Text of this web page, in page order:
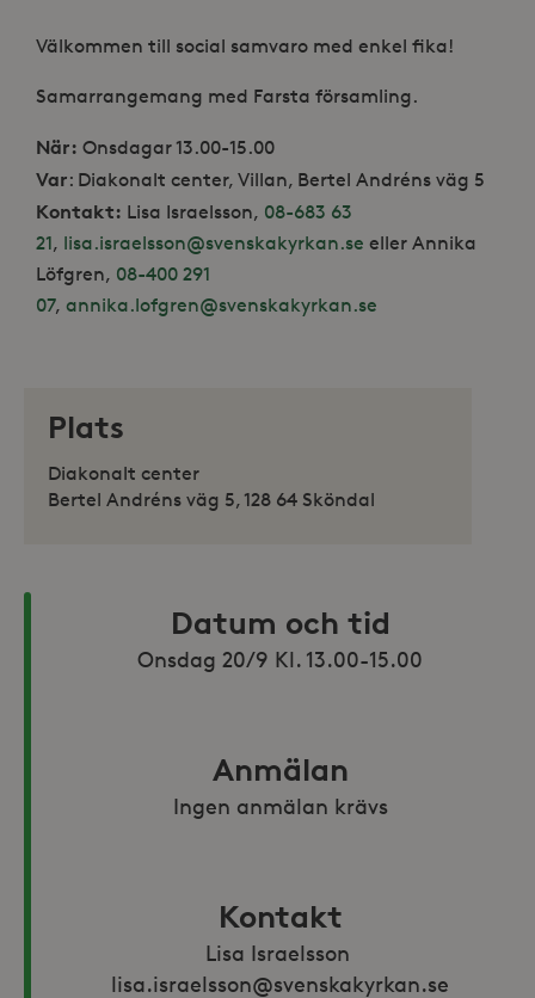
Välkommen till social samvaro med enkel fika!
Samarrangemang med Farsta församling.
När: Onsdagar 13.00-15.00
Var: Diakonalt center, Villan, Bertel Andréns väg 5
Kontakt: Lisa Israelsson, 08-683 63
21, lisa.israelsson@svenskakyrkan.se eller Annika
Löfgren, 08-400 291
07, annika.lofgren@svenskakyrkan.se
Plats
Diakonalt center
Bertel Andréns väg 5, 128 64 Sköndal
Datum och tid
Onsdag 20/9 Kl. 13.00-15.00
Anmälan
Ingen anmälan krävs
Kontakt
Lisa Israelsson
lisa.israelsson@svenskakyrkan.se